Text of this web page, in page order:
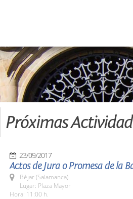
Próximas
23/09/2017
Actos de Jura o Promesa de la
Béjar (Salamanca)
Lugar: Plaza Mayor
Hora: 11:00 h.